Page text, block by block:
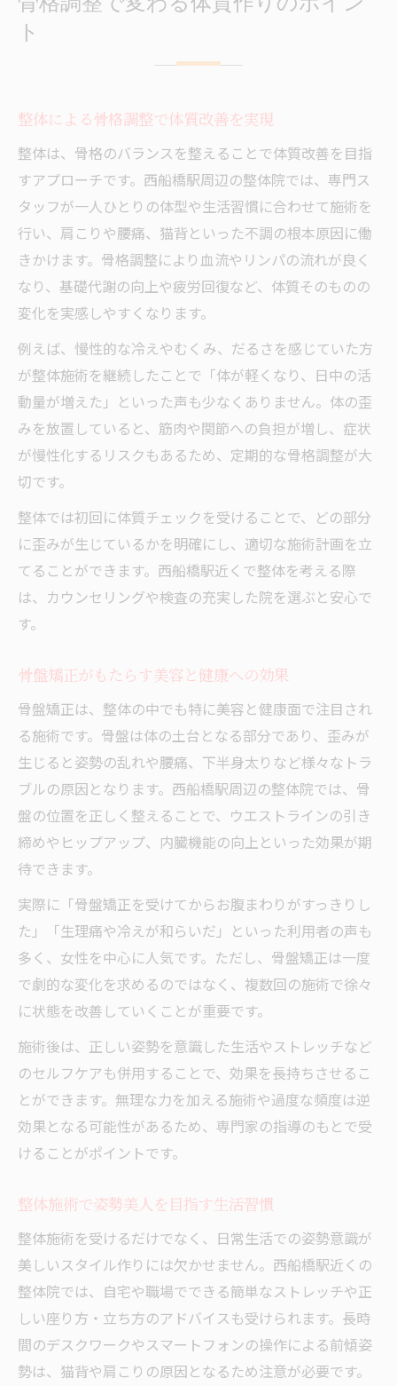
ト
整体による骨格調整で体質改善を実現
整体は、骨格のバランスを整えることで体質改善を目指
すアプローチです。西船橋駅周辺の整体院では、専門ス
タッフが一人ひとりの体型や生活習慣に合わせて施術を
行い、肩こりや腰痛、猫背といった不調の根本原因に働
きかけます。骨格調整により血流やリンパの流れが良く
なり、基礎代謝の向上や疲労回復など、体質そのものの
変化を実感しやすくなります。
例えば、慢性的な冷えやむくみ、だるさを感じていた方
が整体施術を継続したことで「体が軽くなり、日中の活
動量が増えた」といった声も少なくありません。体の歪
みを放置していると、筋肉や関節への負担が増し、症状
が慢性化するリスクもあるため、定期的な骨格調整が大
切です。
整体では初回に体質チェックを受けることで、どの部分
に歪みが生じているかを明確にし、適切な施術計画を立
てることができます。西船橋駅近くで整体を考える際
は、カウンセリングや検査の充実した院を選ぶと安心で
す。
骨盤矯正がもたらす美容と健康への効果
骨盤矯正は、整体の中でも特に美容と健康面で注目され
る施術です。骨盤は体の土台となる部分であり、歪みが
生じると姿勢の乱れや腰痛、下半身太りなど様々なトラ
ブルの原因となります。西船橋駅周辺の整体院では、骨
盤の位置を正しく整えることで、ウエストラインの引き
締めやヒップアップ、内臓機能の向上といった効果が期
待できます。
実際に「骨盤矯正を受けてからお腹まわりがすっきりし
た」「生理痛や冷えが和らいだ」といった利用者の声も
多く、女性を中心に人気です。ただし、骨盤矯正は一度
で劇的な変化を求めるのではなく、複数回の施術で徐々
に状態を改善していくことが重要です。
施術後は、正しい姿勢を意識した生活やストレッチなど
のセルフケアも併用することで、効果を長持ちさせるこ
とができます。無理な力を加える施術や過度な頻度は逆
効果となる可能性があるため、専門家の指導のもとで受
けることがポイントです。
整体施術で姿勢美人を目指す生活習慣
整体施術を受けるだけでなく、日常生活での姿勢意識が
美しいスタイル作りには欠かせません。西船橋駅近くの
整体院では、自宅や職場でできる簡単なストレッチや正
しい座り方・立ち方のアドバイスも受けられます。長時
間のデスクワークやスマートフォンの操作による前傾姿
勢は、猫背や肩こりの原因となるため注意が必要です。